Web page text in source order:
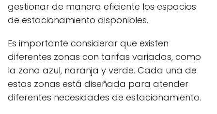
gestionar de manera eficiente los espacios
de estacionamiento disponibles.
Es importante considerar que existen
diferentes zonas con tarifas variadas, como
la zona azul, naranja y verde. Cada una de
estas zonas está diseñada para atender
diferentes necesidades de estacionamiento.